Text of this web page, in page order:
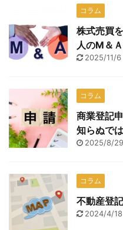
コラム
株式売買
人のМ＆
2025/11/6
コラム
商業登記
知らぬで
2025/8/29
コラム
不動産登
2024/4/18